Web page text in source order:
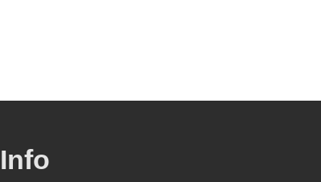
Info